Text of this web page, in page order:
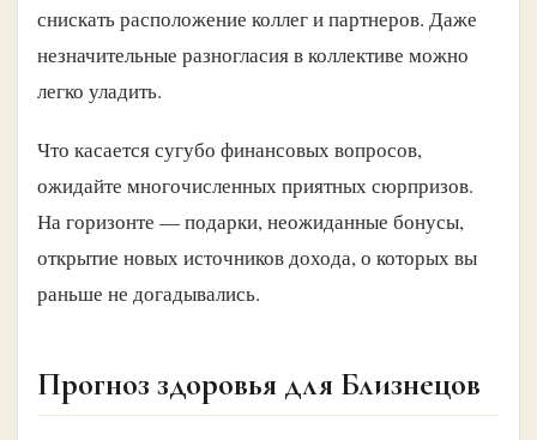
снискать расположение коллег и партнеров. Даже
незначительные разногласия в коллективе можно
легко уладить.
Что касается сугубо финансовых вопросов,
ожидайте многочисленных приятных сюрпризов.
На горизонте — подарки, неожиданные бонусы,
открытие новых источников дохода, о которых вы
раньше не догадывались.
Прогноз здоровья для Близнецов